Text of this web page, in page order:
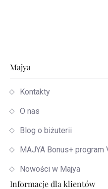
Stopka
Majya
Kontakty
O nas
Blog o biżuterii
MAJYA Bonus+ program
Nowości w Majya
Informacje dla klientów